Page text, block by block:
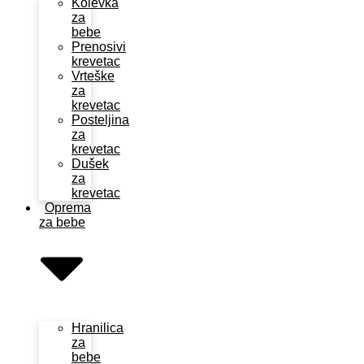
za
bebe
Prenosivi
krevetac
Vrteške
za
krevetac
Posteljina
za
krevetac
Dušek
za
krevetac
Oprema
za bebe
Hranilica
za
bebe